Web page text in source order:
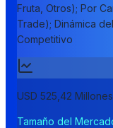
Fruta, Otros); Por
Trade); Dinámica
Competitivo
USD 525,42 Millones
Tamaño del